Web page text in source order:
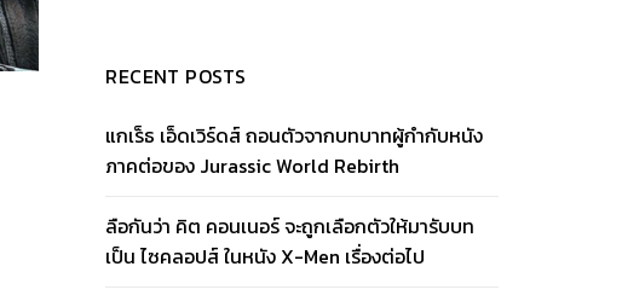
RECENT POSTS
แกเร็ธ เอ็ดเวิร์ดส์ ถอนตัวจากบทบาทผู้กำกับหนัง
ภาคต่อของ Jurassic World Rebirth
ลือกันว่า คิต คอนเนอร์ จะถูกเลือกตัวให้มารับบท
เป็น ไซคลอปส์ ในหนัง X-Men เรื่องต่อไป